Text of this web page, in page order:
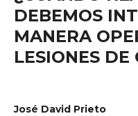
DEBEMOS
MANERA
LESIONES DE
José David Prieto